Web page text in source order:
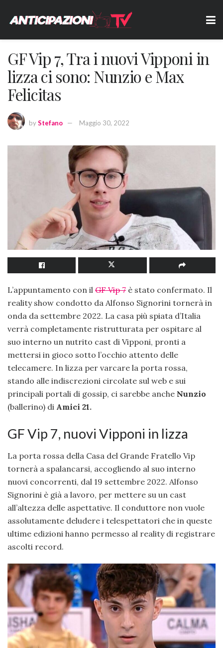
GF Vip 7, Tra i nuovi Vipponi in
lizza ci sono: Nunzio e Max
Felicitas
byStefano Maggio 30, 2022
L’appuntamento con il GF Vip 7 è stato confermato. Il
reality show condotto da Alfonso Signorini tornerà in
onda da settembre 2022. La casa più spiata d’Italia
verrà completamente ristrutturata per ospitare al
suo interno un nutrito cast di Vipponi, pronti a
mettersi in gioco sotto l’occhio attento delle
telecamere. In lizza per varcare la porta rossa,
stando alle indiscrezioni circolate sul web e sui
principali portali di gossip, ci sarebbe anche Nunzio
(ballerino) di Amici 21.
GF Vip 7, nuovi Vipponi in lizza
La porta rossa della Casa del Grande Fratello Vip
tornerà a spalancarsi, accogliendo al suo interno
nuovi concorrenti, dal 19 settembre 2022. Alfonso
Signorini è già a lavoro, per mettere su un cast
all’altezza delle aspettative. Il conduttore non vuole
assolutamente deludere i telespettatori che in queste
ultime edizioni hanno permesso al reality di registrare
ascolti record.